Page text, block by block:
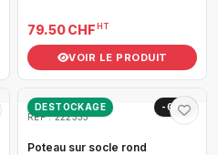
79.50 CHF HT
VOIR LE PRODUIT
DESTOCKAGE
-69%
RÉF : 222333
Poteau sur socle rond